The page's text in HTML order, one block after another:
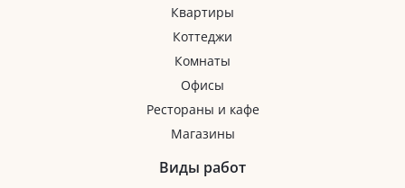
Квартиры
Коттеджи
Комнаты
Офисы
Рестораны и кафе
Магазины
Виды работ